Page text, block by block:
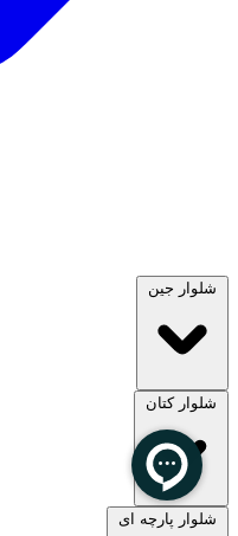
شلوار جین
مشاهده همه
شلوار کتان
شلوار پارچه ای